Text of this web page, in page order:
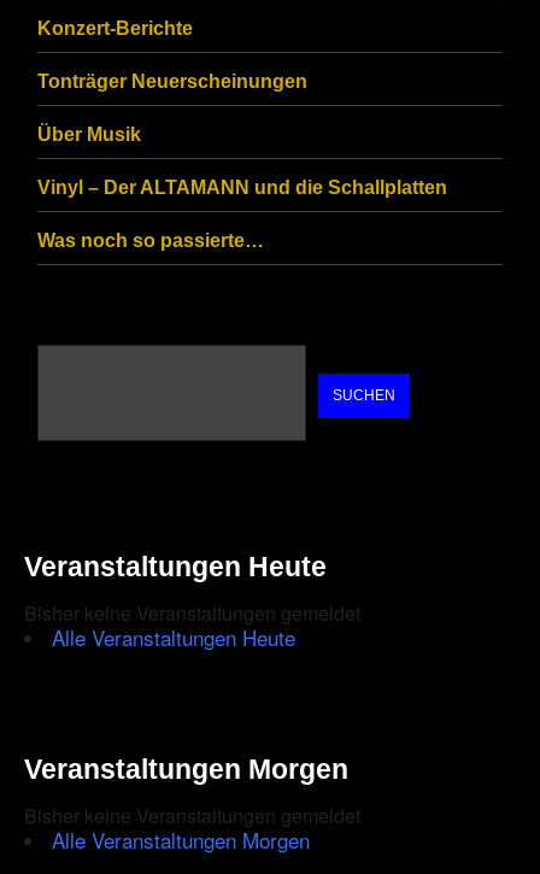
you
are
human.
Konzert-Berichte
Tonträger Neuerscheinungen
Über Musik
Vinyl – Der ALTAMANN und die Schallplatten
Was noch so passierte…
SUCHEN
Veranstaltungen Heute
Bisher keine Veranstaltungen gemeldet
Alle Veranstaltungen Heute
Veranstaltungen Morgen
Bisher keine Veranstaltungen gemeldet
Alle Veranstaltungen Morgen